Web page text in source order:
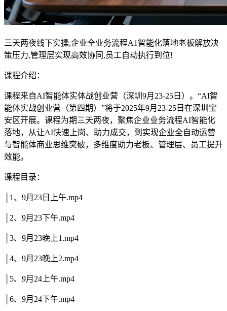
三天两夜线下实操,企业全业务流程A1智能化落地老板解放决
策压力,管理层实现高效协同,员工自动执行到位!
课程介绍：
课程来自AI智能体实体战创业营（深圳9月23-25日）。“AI智
能体实战创业营（第四期）”将于2025年9月23-25日在深圳宝
安区开展。课程为期三天两夜，聚焦企业业务流程AI智能化
落地，从让AI快速上岗、助力成交，到实现企业全自动运营
与智能体商业思维突破，多维度助力老板、管理层、员工提升
效能。
课程目录：
│1、9月23日上午.mp4
│2、9月23下午.mp4
│3、9月23晚上1.mp4
│4、9月23晚上2.mp4
│5、9月24上午.mp4
│6、9月24下午.mp4